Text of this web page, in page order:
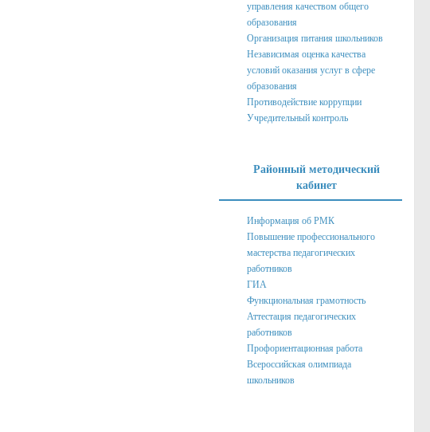
управления качеством общего
образования
Организация питания школьников
Независимая оценка качества
условий оказания услуг в сфере
образования
Противодействие коррупции
Учредительный контроль
Районный методический
кабинет
Информация об РМК
Повышение профессионального
мастерства педагогических
работников
ГИА
Функциональная грамотность
Аттестация педагогических
работников
Профориентационная работа
Всероссийская олимпиада
школьников